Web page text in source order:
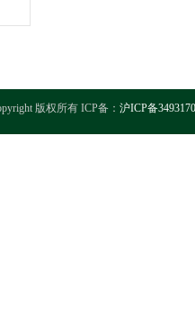
版权所有 ICP备： 沪ICP备